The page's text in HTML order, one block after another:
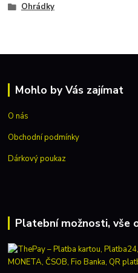
Ohrádky
Mohlo by Vás zajímat
O nás
Obchodní podmínky
Dárkový poukaz
Platební možnosti, vše